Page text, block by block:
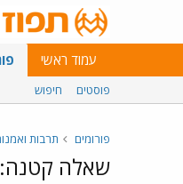
עמוד ראשי
פוסטים חיפוש
פורומים תרבות
שאלה קטנה: